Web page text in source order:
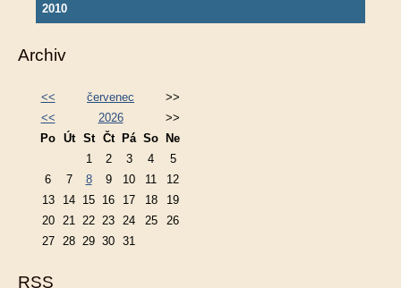
2010
Archiv
<< červenec
>>
<<
2026
>>
Po Út St Čt Pá So
Ne
1
2 3 4
5
6
7 8 9 10 11
12
13
14 15 16 17 18
19
20
21 22 23 24 25
26
27
28 29 30 31
RSS